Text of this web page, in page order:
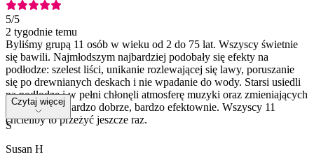
5/5
2 tygodnie temu
Byliśmy grupą 11 osób w wieku od 2 do 75 lat. Wszyscy świetnie
się bawili. Najmłodszym najbardziej podobały się efekty na
podłodze: szelest liści, unikanie rozlewającej się lawy, poruszanie
się po drewnianych deskach i nie wpadanie do wody. Starsi usiedli
na podłodze i w pełni chłonęli atmosferę muzyki oraz zmieniających
się obrazów. Bardzo dobrze, bardzo efektownie. Wszyscy 11
chcieliby to przeżyć jeszcze raz.
Czytaj więcej
S
Susan H